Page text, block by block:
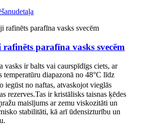
detaļa
rafinēts parafīna vasks svecēm
vasks ir balts vai caurspīdīgs ciets, ar
temperatūru diapazonā no 48°C līdz
iegūst no naftas, atvaskojot vieglās
rezerves.Tas ir kristālisks taisnas ķēdes
maisījums ar zemu viskozitāti un
stabilitāti, kā arī ūdensizturību un